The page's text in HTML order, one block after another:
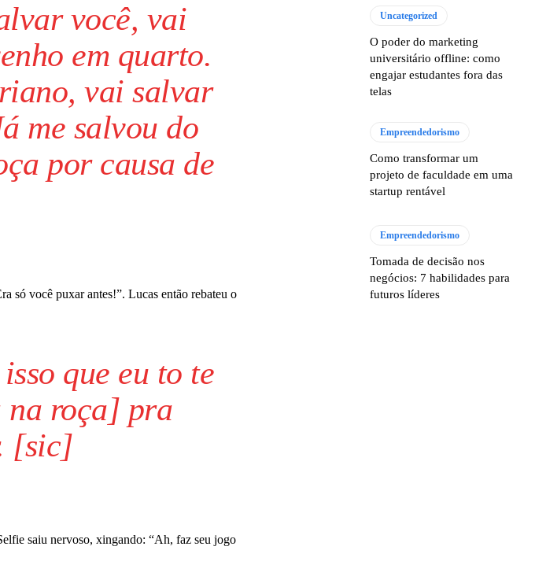
você, vai
em quarto.
vai salvar
me salvou do
por causa de
só você puxar antes!”. Lucas então rebateu o
que eu to te
na roça] pra
[sic]
saiu nervoso, xingando: “Ah, faz seu jogo
Uncategorized
O poder do marketing
universitário offline: como
engajar estudantes fora das
telas
Empreendedorismo
Como transformar um
projeto de faculdade em uma
startup rentável
Empreendedorismo
Tomada de decisão nos
negócios: 7 habilidades para
futuros líderes